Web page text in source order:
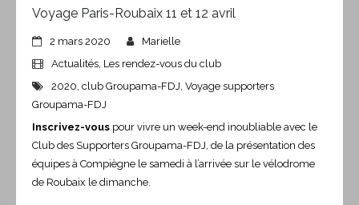
Voyage Paris-Roubaix 11 et 12 avril
2 mars 2020
Marielle
Actualités, Les rendez-vous du club
2020, club Groupama-FDJ, Voyage supporters
Groupama-FDJ
Inscrivez-vous pour vivre un week-end inoubliable avec le
Club des Supporters Groupama-FDJ, de la présentation des
équipes à Compiègne le samedi à l’arrivée sur le vélodrome
de Roubaix le dimanche.